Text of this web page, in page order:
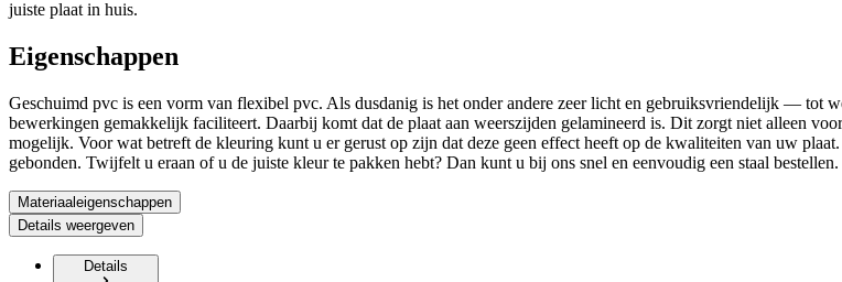
juiste plaat in huis.
Eigenschappen
Geschuimd pvc is een vorm van flexibel pvc. Als dusdanig is het onder andere zeer licht en gebruiksvriendelijk — tot
bewerkingen gemakkelijk faciliteert. Daarbij komt dat de plaat aan weerszijden gelamineerd is. Dit zorgt niet alleen
mogelijk. Voor wat betreft de kleuring kunt u er gerust op zijn dat deze geen effect heeft op de kwaliteiten van uw
gebonden. Twijfelt u eraan of u de juiste kleur te pakken hebt? Dan kunt u bij ons snel en eenvoudig een staal
Materiaaleigenschappen
Details weergeven
Details